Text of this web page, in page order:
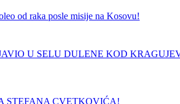
od raka posle misije na Kosovu!
U SELU DULENE KOD
STEFANA CVETKOVIĆA!